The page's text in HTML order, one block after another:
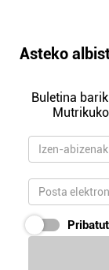
Asteko
Buletina